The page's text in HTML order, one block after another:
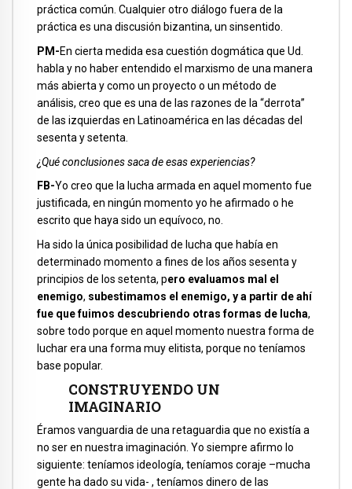
práctica común. Cualquier otro diálogo fuera de la
práctica es una discusión bizantina, un sinsentido.
PM-En cierta medida esa cuestión dogmática que Ud.
habla y no haber entendido el marxismo de una manera
más abierta y como un proyecto o un método de
análisis, creo que es una de las razones de la “derrota”
de las izquierdas en Latinoamérica en las décadas del
sesenta y setenta.
¿Qué conclusiones saca de esas experiencias?
FB-Yo creo que la lucha armada en aquel momento fue
justificada, en ningún momento yo he afirmado o he
escrito que haya sido un equívoco, no.
Ha sido la única posibilidad de lucha que había en
determinado momento a fines de los años sesenta y
principios de los setenta, pero evaluamos mal el
enemigo, subestimamos el enemigo, y a partir de ahí
fue que fuimos descubriendo otras formas de lucha,
sobre todo porque en aquel momento nuestra forma de
luchar era una forma muy elitista, porque no teníamos
base popular.
CONSTRUYENDO UN
IMAGINARIO
Éramos vanguardia de una retaguardia que no existía a
no ser en nuestra imaginación. Yo siempre afirmo lo
siguiente: teníamos ideología, teníamos coraje –mucha
gente ha dado su vida- , teníamos dinero de las